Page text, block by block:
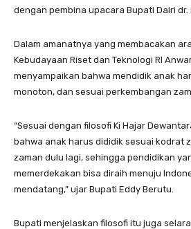
dengan pembina upacara Bupati Dairi dr.
Dalam amanatnya yang membacakan
Kebudayaan Riset dan Teknologi RI
menyampaikan bahwa mendidik anak
monoton, dan sesuai perkembangan
“Sesuai dengan filosofi Ki Hajar
bahwa anak harus dididik sesuai kodrat
zaman dulu lagi, sehingga pendidikan
memerdekakan bisa diraih menuju
mendatang,” ujar Bupati Eddy Berutu.
Bupati menjelaskan filosofi itu juga